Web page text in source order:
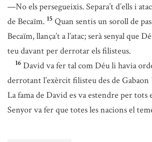
—No els persegueixis. Separa’t d’ells i
de Becaïm. 15 Quan sentis un soroll de
Becaïm, llança’t a l’atac; serà senyal que
teu davant per derrotar els filisteus.
16 David va fer tal com Déu li havia
derrotant l’exèrcit filisteu des de Gabaon
La fama de David es va estendre per tots
Senyor va fer que totes les nacions el